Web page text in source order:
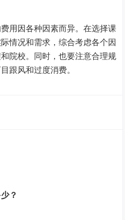
用因各种因素而异。在选择课
情况和需求，综合考虑各个因
院校。同时，也要注意合理规
跟风和过度消费。
？